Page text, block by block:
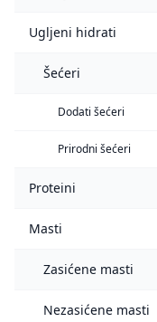
Ugljeni hidrati
Šećeri
Dodati šećeri
Prirodni šećeri
Proteini
Masti
Zasićene masti
Nezasićene masti